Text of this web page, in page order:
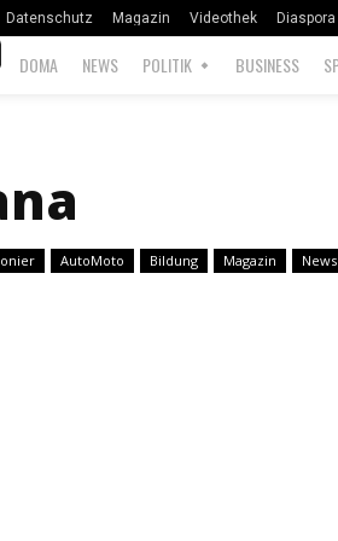
Datenschutz Magazin Videothek Diaspora
DOMA NEWS POLITIK BUSINESS
AutoMoto Bildung Magazin News